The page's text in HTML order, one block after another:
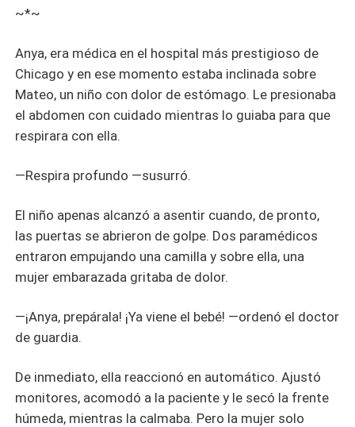
~*~
Anya, era médica en el hospital más prestigioso de
Chicago y en ese momento estaba inclinada sobre
Mateo, un niño con dolor de estómago. Le presionaba
el abdomen con cuidado mientras lo guiaba para que
respirara con ella.
—Respira profundo —susurró.
El niño apenas alcanzó a asentir cuando, de pronto,
las puertas se abrieron de golpe. Dos paramédicos
entraron empujando una camilla y sobre ella, una
mujer embarazada gritaba de dolor.
—¡Anya, prepárala! ¡Ya viene el bebé! —ordenó el doctor
de guardia.
De inmediato, ella reaccionó en automático. Ajustó
monitores, acomodó a la paciente y le secó la frente
húmeda, mientras la calmaba. Pero la mujer solo